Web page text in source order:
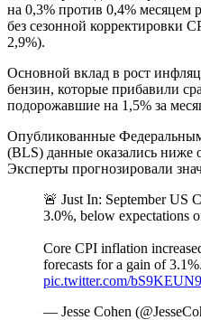
на 0,3% против 0,4% месяцем
без сезонной корректировки
2,9%).
Основной вклад в рост
бензин, которые прибавили
подорожавшие на 1,5% за
Опубликованные
(BLS) данные оказались ниже
Эксперты прогнозировали
🚨 Just In: September US
3.0%, below expectations
Core CPI inflation
forecasts for a gain of 3.1%.
pic.twitter.com/
— Jesse Cohen